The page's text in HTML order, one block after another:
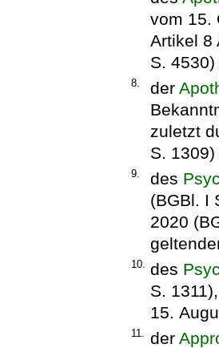
vom 15.
Artikel 8
S.
8. der
zuletzt
S.
9. des
(BGBl. I
2020
10. des
S.
15.
11. der